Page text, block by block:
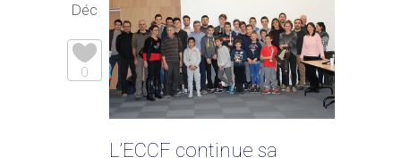
Déc
0
L’ECCF continue sa